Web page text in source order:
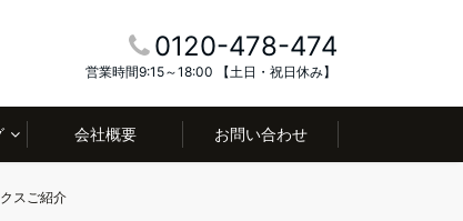
0120-478-474
営業時間9:15～18:00 【土日・祝日休み】
会社概要 お問い合わせ
スご紹介